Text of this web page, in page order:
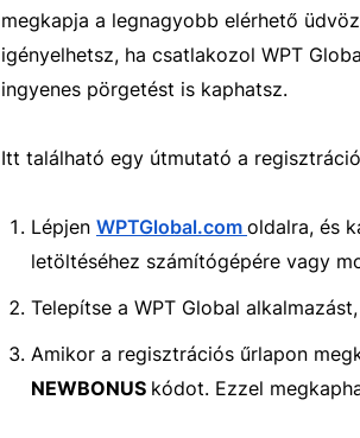
megkapja a legnagyobb elérhető
igényelhetsz, ha csatlakozol WPT
ingyenes pörgetést is kaphatsz.
Itt található egy útmutató a
Lépjen WPTGlobal.com oldalra, és
letöltéséhez számítógépére vagy
Telepítse a WPT Global
Amikor a regisztrációs űrlapon
NEWBONUS kódot. Ezzel